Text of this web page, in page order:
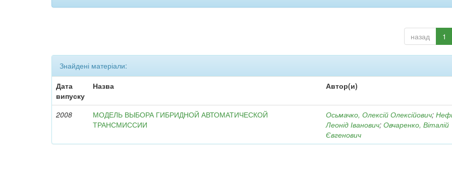
назад 1
Знайдені матеріали:
Дата
випуску
Назва Автор(и)
2008
МОДЕЛЬ ВЫБОРА ГИБРИДНОЙ АВТОМАТИЧЕСКОЙ
ТРАНСМИССИИ
Осьмачко, Олексій Олексійович;
Леонід Іванович;Овчаренко, Віталій
Євгенович